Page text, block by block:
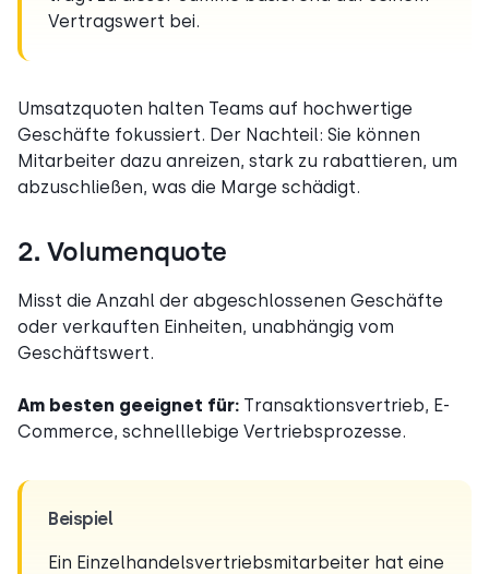
Vertragswert bei.
Umsatzquoten halten Teams auf hochwertige
Geschäfte fokussiert. Der Nachteil: Sie können
Mitarbeiter dazu anreizen, stark zu rabattieren, um
abzuschließen, was die Marge schädigt.
2. Volumenquote
Misst die Anzahl der abgeschlossenen Geschäfte
oder verkauften Einheiten, unabhängig vom
Geschäftswert.
Am besten geeignet für: Transaktionsvertrieb, E-
Commerce, schnelllebige Vertriebsprozesse.
Beispiel
Ein Einzelhandelsvertriebsmitarbeiter hat eine